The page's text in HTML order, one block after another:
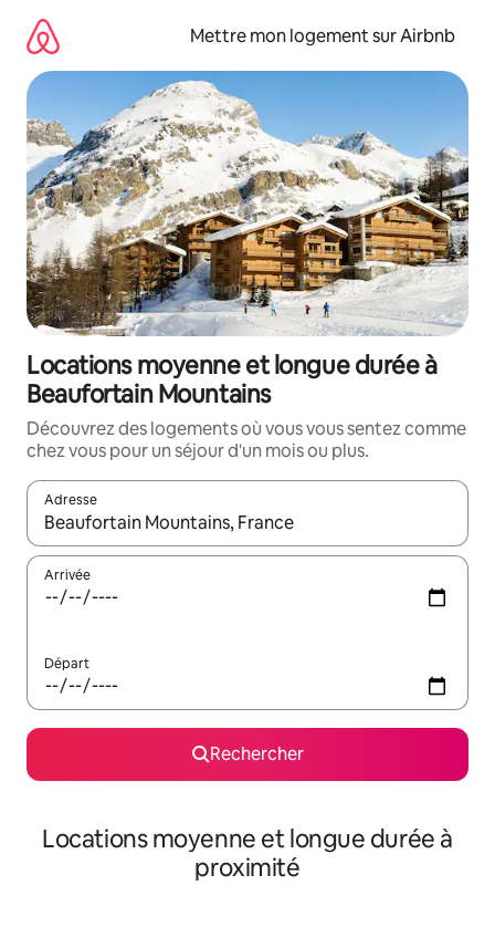
directement
contenu
Mettre mon logement sur Airbnb
Locations moyenne et longue durée à
Beaufortain Mountains
Découvrez des logements où vous vous sentez comme
chez vous pour un séjour d'un mois ou plus.
Adresse
Lorsque les résultats s'affichent, utilisez les flèches vers le
Arrivée
Départ
Rechercher
Locations moyenne et longue durée à
proximité